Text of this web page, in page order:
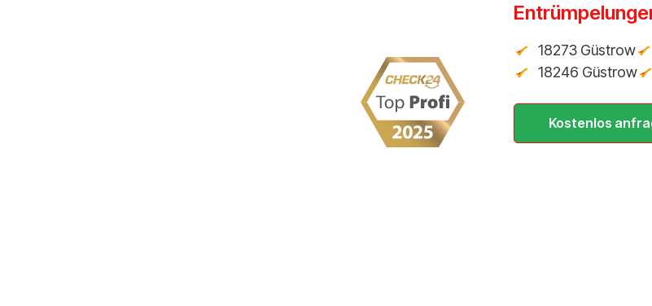
18273 Güstrow
18246 Güstrow
Kostenlos